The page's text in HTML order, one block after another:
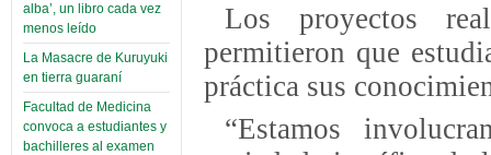
alba’, un libro cada vez
menos leído
La Masacre de Kuruyuki
en tierra guaraní
Facultad de Medicina
convoca a estudiantes y
bachilleres al examen
Los proyectos
permitieron que
práctica sus
“Estamos